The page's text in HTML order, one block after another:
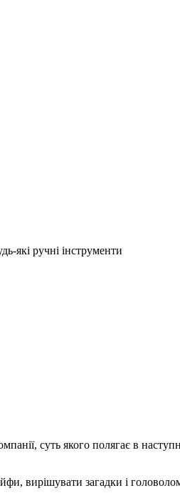
які ручні інструменти
суть якого полягає в
вирішувати загадки і